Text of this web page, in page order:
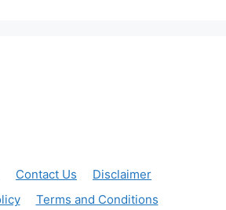
Contact Us
Disclaimer
Terms and Conditions